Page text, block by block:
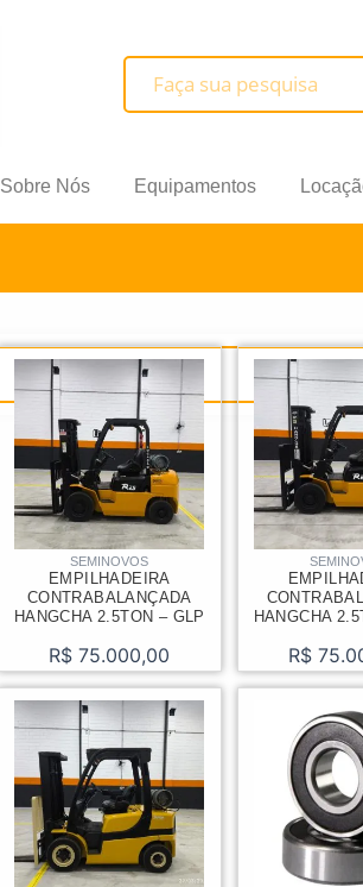
Sobre Nós Equipamentos
SEMINOVOS
EMPILHADEIRA
CONTRABALANÇADA
HANGCHA 2.5TON – GLP
R$ 75.000,00
HANGCHA
R$